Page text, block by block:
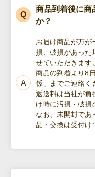
商品到着後に商
か？
お届け商品が万が
損、破損があった
せていただきます。
商品の到着より8
係」までご連絡く
返送料は当社が負
け時に汚損・破損
なお、未開封であ
品・交換は受付け